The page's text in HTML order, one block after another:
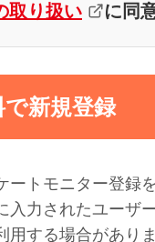
取り扱い
に同
で新規登録
ートモニター登録
入力されたユーザ
用する場合があり